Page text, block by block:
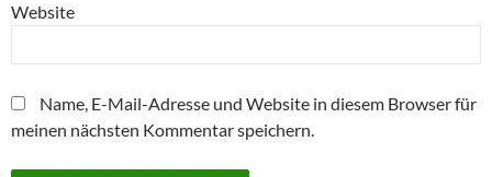
Website
Name, E-Mail-Adresse und Website in diesem Browser für
meinen nächsten Kommentar speichern.